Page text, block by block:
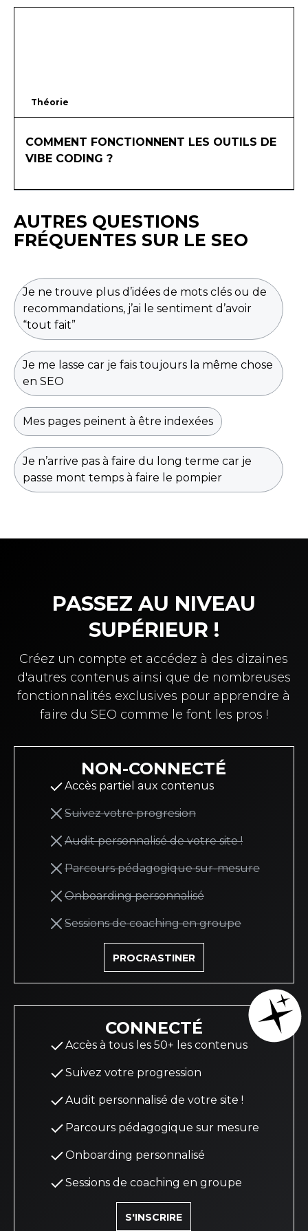
Théorie
COMMENT FONCTIONNENT LES OUTILS DE
VIBE CODING ?
AUTRES QUESTIONS
FRÉQUENTES SUR LE SEO
Je ne trouve plus d’idées de mots clés ou de
recommandations, j’ai le sentiment d’avoir
“tout fait”
Je me lasse car je fais toujours la même chose
en SEO
Mes pages peinent à être indexées
Je n’arrive pas à faire du long terme car je
passe mont temps à faire le pompier
PASSEZ AU NIVEAU
SUPÉRIEUR !
Créez un compte et accédez à des dizaines
d'autres contenus ainsi que de nombreuses
fonctionnalités exclusives pour apprendre à
faire du SEO comme le font les pros !
NON-CONNECTÉ
Accès partiel aux contenus
Suivez votre progresion
Audit personnalisé de votre site !
Parcours pédagogique sur-mesure
Onboarding personnalisé
Sessions de coaching en groupe
PROCRASTINER
CONNECTÉ
Accès à tous les 50+ les contenus
Suivez votre progression
Audit personnalisé de votre site !
Parcours pédagogique sur mesure
Onboarding personnalisé
Sessions de coaching en groupe
S'INSCRIRE